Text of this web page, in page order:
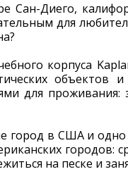
Сан-Диего,
для
корпуса
для проживания:
город в США и
городов:
на песке и